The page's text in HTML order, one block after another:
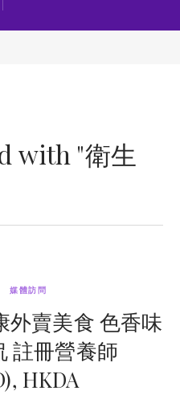
with "衛生
媒體訪問
外賣美食 色香味
註冊營養師
HKDA